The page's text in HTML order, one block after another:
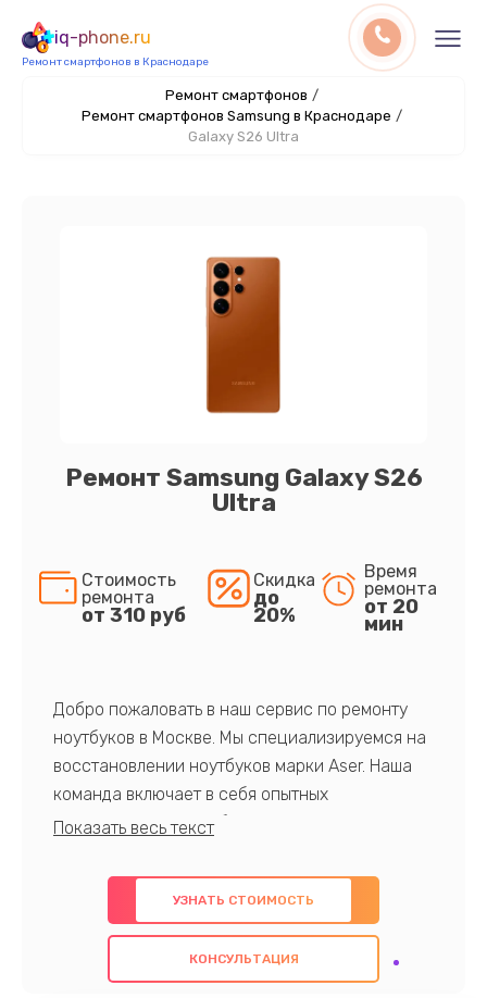
iq-phone.ru
Ремонт смартфонов в Краснодаре
Ремонт смартфонов /
Ремонт смартфонов Samsung в Краснодаре /
Galaxy S26 Ultra
Ремонт Samsung Galaxy S26
Ultra
Стоимость
ремонта
от 310 руб
Скидка
до
20%
Время
ремонта
от 20
мин
Добро пожаловать в наш сервис по ремонту
ноутбуков в Москве. Мы специализируемся на
восстановлении ноутбуков марки Aser. Наша
команда включает в себя опытных
профессионалов с обширными знаниями и
предлагаем быстрый и качественный ремонт с
использованием оригинальных компонентов, а
также гарантируем качество всех
проведенных работ. Наша цель - предоставить
УЗНАТЬ СТОИМОСТЬ
КОНСУЛЬТАЦИЯ